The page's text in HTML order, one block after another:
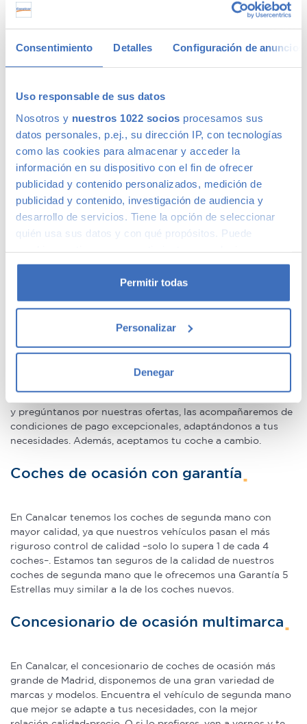
Consentimiento Detalles Configuración de anuncios
Uso responsable de sus datos
Nosotros y nuestros 1022 socios procesamos sus
datos personales, p.ej., su dirección IP, con tecnologías
como las cookies para almacenar y acceder la
información en su dispositivo con el fin de ofrecer
publicidad y contenido personalizados, medición de
publicidad y contenido, investigación de audiencia y
desarrollo de servicios. Tiene la opción de seleccionar
quién usa sus datos y con qué propósitos. Puede
momento desde la Declaración de cookies o clicando en
el Menú de consentimiento.
Recopilar información sobre su ubicación
geográfica que puede tener una precisión de varios
digitales)
Obtenga más información sobre cómo se procesan sus
sección de datos . Puede cambiar o retirar su
consentimiento en cualquier momento en la Declaración
Las cookies de este sitio web se usan para personalizar
el contenido y los anuncios, ofrecer funciones de redes
sociales y analizar el tráfico. Además, compartimos
información sobre el uso que haga del sitio web con
web, quienes pueden combinarla con otra información
Permitir todas
Personalizar
Denegar
Ventajas de comprar un coche de
segunda mano
Nuestros clientes compran coches de segunda mano
un hecho. La ventaja de hacerlo en Canalcar es que no estás
obligado a renunciar a la calidad o a la garantía por este
motivo, ni siquiera en coches más básicos. Además, los
coches de ocasión se presentan como una oportunidad
única para adquirir gama Premium, ya que la calidad de
fabricación de este tipo decoches usados los hace
conservarse en un perfecto estado –permitiéndote la
compra de un coche prácticamente nuevo a un precio
mucho menor–.
We speak fluently english!. Buysecond hand cars in Madrid
Ofertas en coches de segunda mano
Tenemoscoches con descuentosde hasta 6.000€ en gama
Premium y 1.000€ en gama media. Todos nuestros coches
y pregúntanos por nuestras ofertas, las acompañaremos de
condiciones de pago excepcionales, adaptándonos a tus
necesidades. Además, aceptamos tu coche a cambio.
Coches de ocasión con garantía
En Canalcar tenemos los coches de segunda mano con
mayor calidad, ya que nuestros vehículos pasan el más
riguroso control de calidad –solo lo supera 1 de cada 4
coches–. Estamos tan seguros de la calidad de nuestros
coches de segunda mano que le ofrecemos una Garantía 5
Estrellas muy similar a la de los coches nuevos.
Concesionario de ocasión multimarca
En Canalcar, el concesionario de coches de ocasión más
grande de Madrid, disponemos de una gran variedad de
marcas y modelos. Encuentra el vehículo de segunda mano
que mejor se adapte a tus necesidades, con la mejor